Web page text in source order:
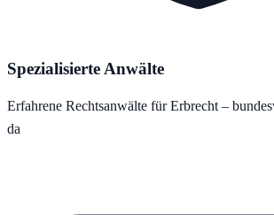
Spezialisierte Anwälte
Erfahrene Rechtsanwälte für Erbrecht –
da